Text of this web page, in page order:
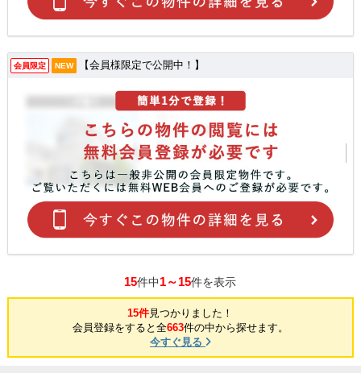
会員限定 NEW 【会員様限定で公開中！】
15件中1～15件を表示
15件見つかりました！
会員登録をすると全663件の中から探せます。
今すぐ見る